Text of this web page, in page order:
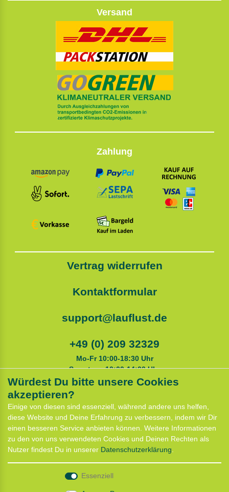
Versand
Zahlung
Vertrag widerrufen
Kontaktformular
support@lauflust.de
+49 (0) 209 32329
Mo-Fr 10:00-18:30 Uhr
Samstags 10:00-14:00 Uhr
Anfahrt
Kontaktformular
Termin für Hundeberatung
CaniX Seminare
Lauf Seminar
Laufen mit Lauflust
Würdest Du bitte unsere Cookies
akzeptieren?
Einige von diesen sind essenziell, während andere uns helfen,
diese Website und Deine Erfahrung zu verbessern, indem wir Dir
einen besseren Service anbieten können. Weitere Informationen
zu den von uns verwendeten Cookies und Deinen Rechten als
Nutzer findest Du in unserer Daten­schutz­erklärung
Essenziell